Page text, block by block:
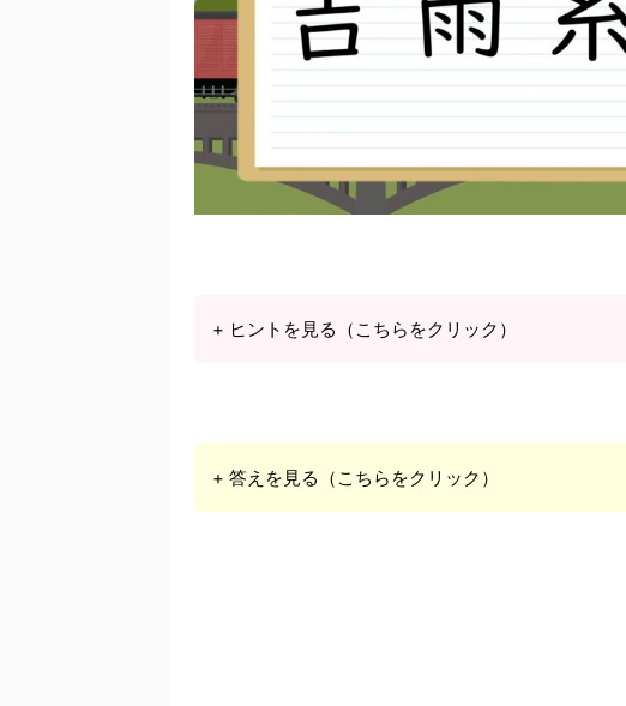
+ ヒントを見る（こちらをクリック）
+ 答えを見る（こちらをクリック）